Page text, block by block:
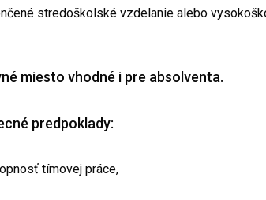
stredoškolské vzdelanie alebo
miesto vhodné i pre absolventa.
predpoklady:
tímovej práce,